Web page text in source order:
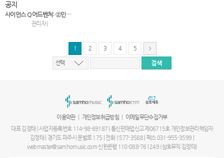
공지
사이언스 Q 어드벤처: ②인체미로 대탈출!-음식물의 행…
관리자 |
1 2 3 4 5
선택
이용약관 개인정보취급방침
이메일무단수집거부
대표 김정태 | 사업자등록번호 114-98-69187 | 통신판매업신고 제06715호 개인정보관리책임자
김정태 | 경기도 파주시 문발로 175 | 전화 1577-3588 | 팩스 031-955-3599 |
webmaster@samhomusic.com 신한은행 110-088-761249 (삼호뮤직:김정태)